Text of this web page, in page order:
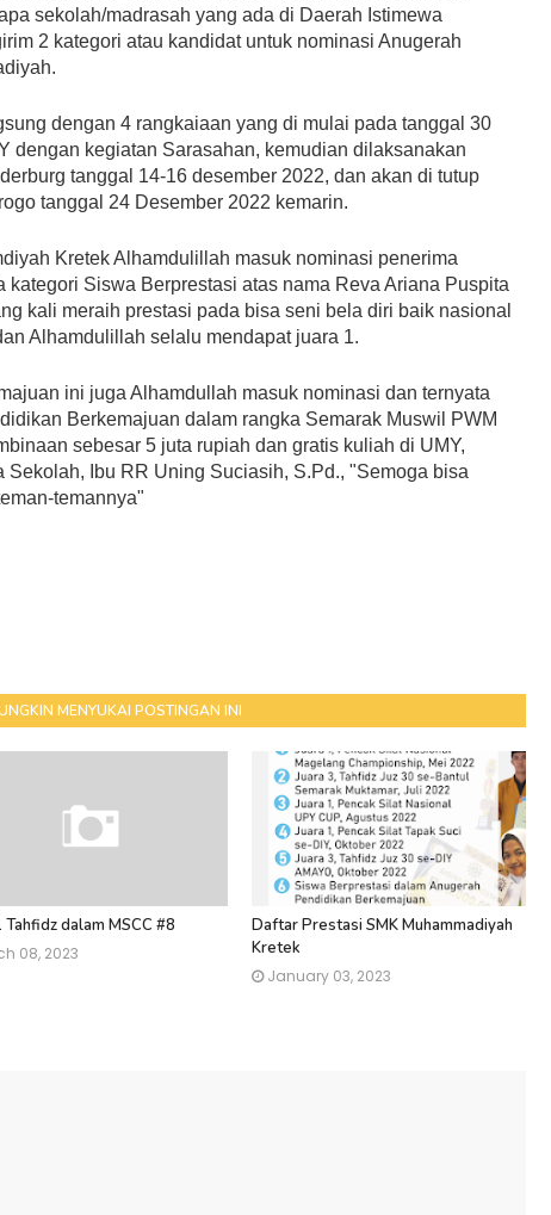
sekolah/madrasah yang ada di Daerah Istimewa
2 kategori atau kandidat untuk nominasi Anugerah
dengan 4 rangkaiaan yang di mulai pada tanggal 30
dengan kegiatan Sarasahan, kemudian dilaksanakan
tanggal 14-16 desember 2022, dan akan di tutup
tanggal 24 Desember 2022 kemarin.
Kretek Alhamdulillah masuk nominasi penerima
Siswa Berprestasi atas nama Reva Ariana Puspita
kali meraih prestasi pada bisa seni bela diri baik nasional
Alhamdulillah selalu mendapat juara 1.
ini juga Alhamdullah masuk nominasi dan ternyata
Berkemajuan dalam rangka Semarak Muswil PWM
sebesar 5 juta rupiah dan gratis kuliah di UMY,
Ibu RR Uning Suciasih, S.Pd., "Semoga bisa
temannya"
MENYUKAI POSTINGAN INI
Tahfidz dalam MSCC #8
08, 2023
Daftar Prestasi SMK Muhammadiyah
Kretek
January 03, 2023